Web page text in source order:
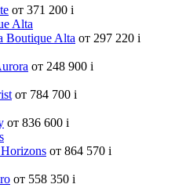
от 371 200 i
Boutique Alta от 297 220 i
от 248 900 i
от 784 700 i
от 836 600 i
от 864 570 i
от 558 350 i